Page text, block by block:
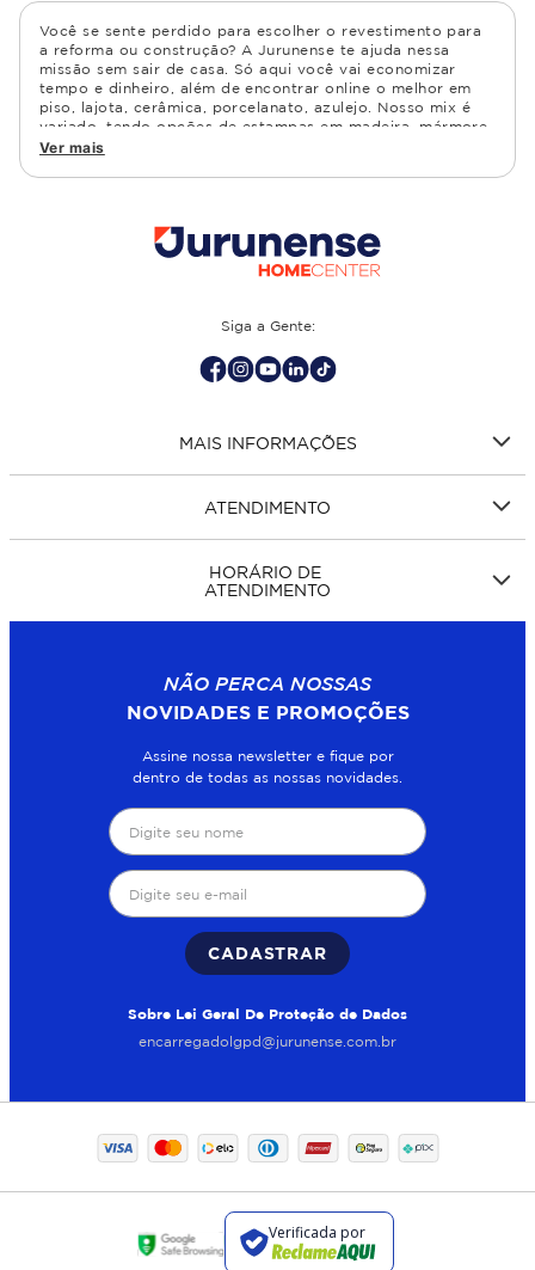
Você se sente perdido para escolher o revestimento para
a reforma ou construção? A Jurunense te ajuda nessa
missão sem sair de casa. Só aqui você vai economizar
tempo e dinheiro, além de encontrar online o melhor em
piso, lajota, cerâmica, porcelanato, azulejo. Nosso mix é
variado, tendo opções de estampas em madeira, mármore,
granito, cimento, geométrico, e muito mais Confira as
cozinha, quarto, sala de estar.
Ver mais
Siga a Gente:
MAIS INFORMAÇÕES
ATENDIMENTO
HORÁRIO DE
ATENDIMENTO
NÃO PERCA NOSSAS
NOVIDADES E PROMOÇÕES
Assine nossa newsletter e fique por
dentro de todas as nossas novidades.
CADASTRAR
Sobre Lei Geral De Proteção de Dados
encarregadolgpd@jurunense.com.br